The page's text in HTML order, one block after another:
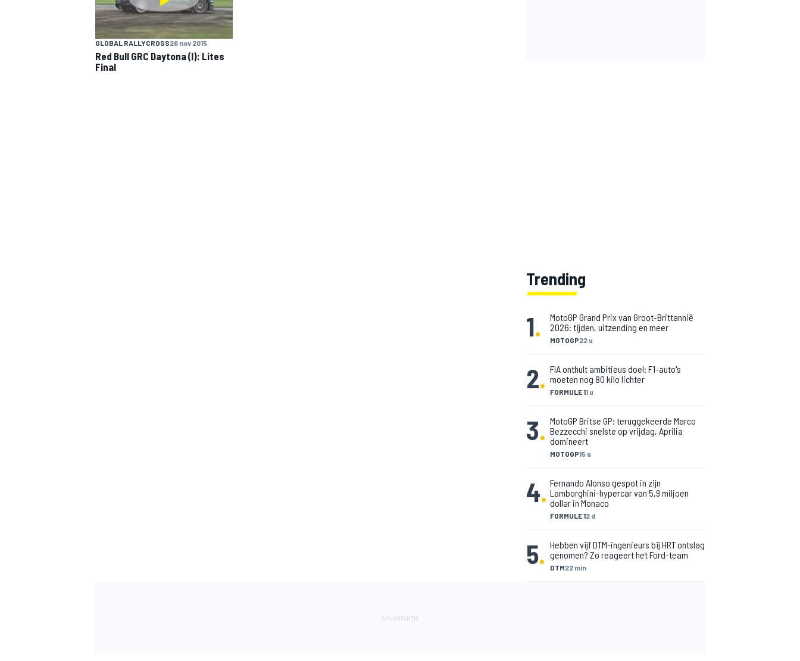
GLOBAL RALLYCROSS26 nov 2015
Red Bull GRC Daytona (I): Lites
Final
Trending
1. MOTOGP22 u
MotoGP Grand Prix van Groot-Brittannië
2026: tijden, uitzending en meer
2. FORMULE 11 u
FIA onthult ambitieus doel: F1-auto's
moeten nog 80 kilo lichter
3.
MOTOGP15 u
MotoGP Britse GP: teruggekeerde Marco
Bezzecchi snelste op vrijdag, Aprilia
domineert
4.
FORMULE 12 d
Fernando Alonso gespot in zijn
Lamborghini-hypercar van 5,9 miljoen
dollar in Monaco
5. DTM22 min
Hebben vijf DTM-ingenieurs bij HRT ontslag
genomen? Zo reageert het Ford-team